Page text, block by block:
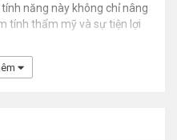
năng này không chỉ nâng
tính thẩm mỹ và sự tiện lợi